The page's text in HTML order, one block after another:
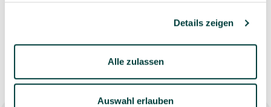
Details zeigen
Alle zulassen
Auswahl erlauben
Ähnliche Artikel